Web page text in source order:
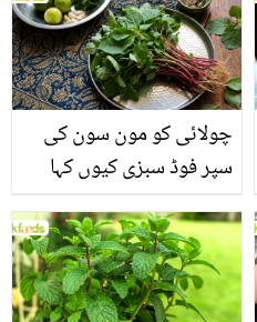
چولائی کو مون سون کی
سپر فوڈ سبزی کیوں کہا
منرلز اور اینٹی آکسیڈنٹس
سے بھرپور اس سبزی کے
فائدے